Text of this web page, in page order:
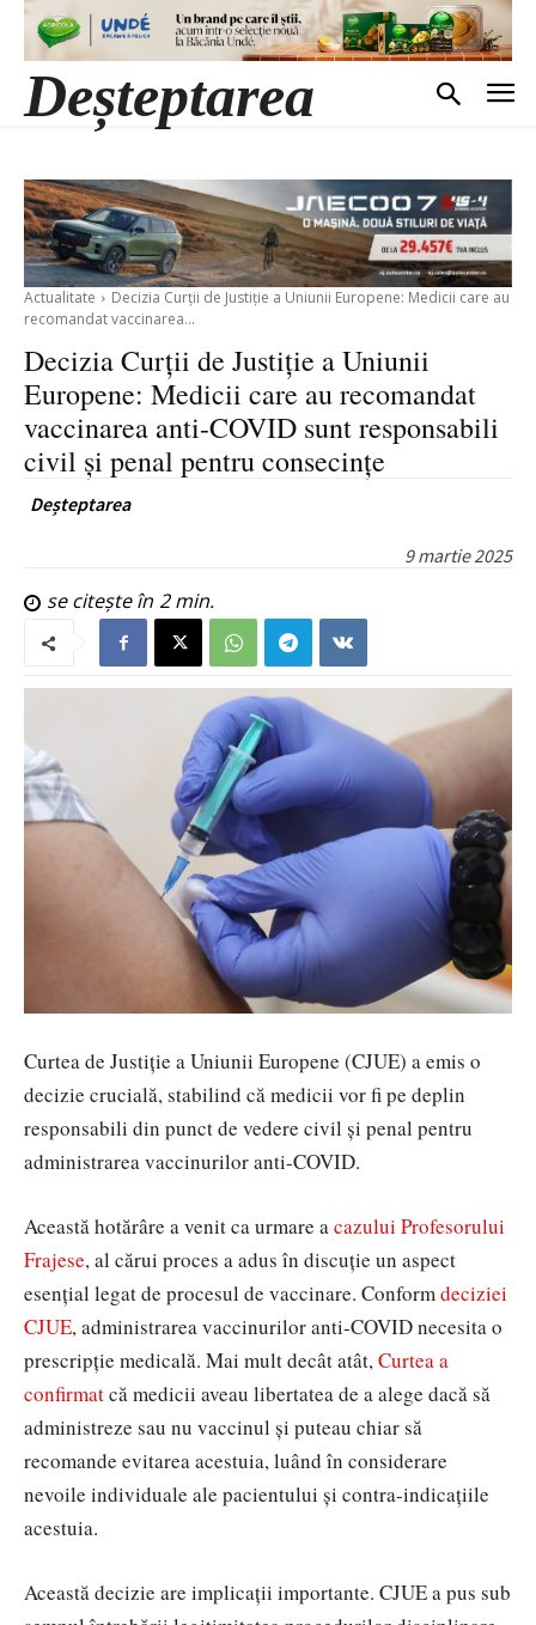
Deșteptarea
Actualitate
Decizia Curții de Justiție a Uniunii Europene: Medicii care au
recomandat vaccinarea...
Decizia Curții de Justiție a Uniunii
Europene: Medicii care au recomandat
vaccinarea anti-COVID sunt responsabili
civil și penal pentru consecințe
Deșteptarea
9 martie 2025
se citește în 2min.
Curtea de Justiție a Uniunii Europene (CJUE) a emis o
decizie crucială, stabilind că medicii vor fi pe deplin
responsabili din punct de vedere civil și penal pentru
administrarea vaccinurilor anti-COVID.
Această hotărâre a venit ca urmare acazului Profesorului
Frajese, al cărui proces a adus în discuție un aspect
esențial legat de procesul de vaccinare. Conformdeciziei
CJUE, administrarea vaccinurilor anti-COVID necesita o
prescripție medicală. Mai mult decât atât,Curtea a
confirmatcă medicii aveau libertatea de a alege dacă să
administreze sau nu vaccinul și puteau chiar să
recomande evitarea acestuia, luând în considerare
nevoile individuale ale pacientului și contra-indicațiile
acestuia.
Această decizie are implicații importante. CJUE a pus sub